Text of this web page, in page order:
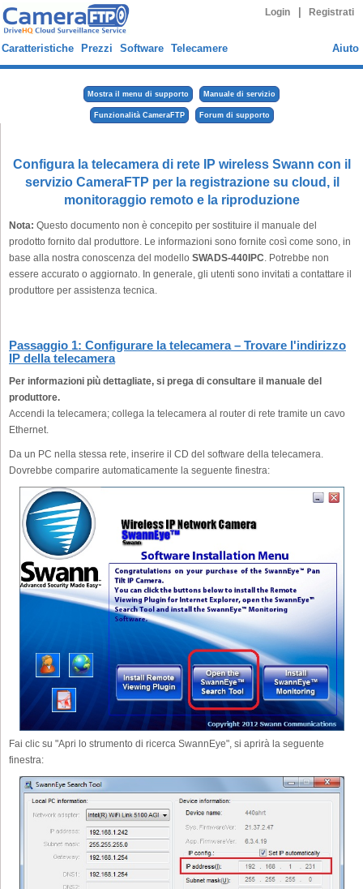
Login Registrati
Caratteristiche Prezzi Software Telecamere Aiuto
Mostra il menu di supporto Manuale di servizio
Funzionalità CameraFTP Forum di supporto
Configura la telecamera di rete IP wireless Swann con il
servizio CameraFTP per la registrazione su cloud, il
monitoraggio remoto e la riproduzione
Nota: Questo documento non è concepito per sostituire il manuale del
prodotto fornito dal produttore. Le informazioni sono fornite così come sono, in
base alla nostra conoscenza del modello SWADS-440IPC. Potrebbe non
essere accurato o aggiornato. In generale, gli utenti sono invitati a contattare il
produttore per assistenza tecnica.
Passaggio 1: Configurare la telecamera – Trovare l'indirizzo
IP della telecamera
Per informazioni più dettagliate, si prega di consultare il manuale del
produttore.
Accendi la telecamera; collega la telecamera al router di rete tramite un cavo
Ethernet.
Da un PC nella stessa rete, inserire il CD del software della telecamera.
Dovrebbe comparire automaticamente la seguente finestra:
Fai clic su "Apri lo strumento di ricerca SwannEye", si aprirà la seguente
finestra: